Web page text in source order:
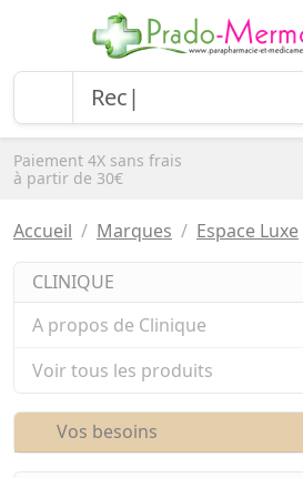
Paiement 4X sans frais
à partir de 30€
Accueil Marques Espace Luxe
CLINIQUE
A propos de Clinique
Voir tous les produits
Vos besoins